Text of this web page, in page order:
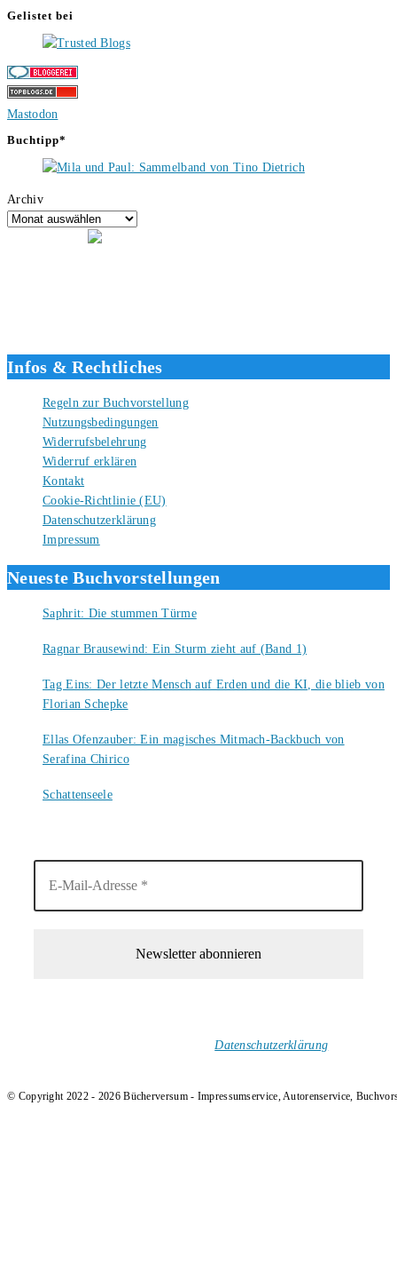
Gelistet bei
Mastodon
Buchtipp*
Archiv
Infos & Rechtliches
Regeln zur Buchvorstellung
Nutzungsbedingungen
Widerrufsbelehrung
Widerruf erklären
Kontakt
Cookie-Richtlinie (EU)
Datenschutzerklärung
Impressum
Neueste Buchvorstellungen
Saphrit: Die stummen Türme
Ragnar Brausewind: Ein Sturm zieht auf (Band 1)
Tag Eins: Der letzte Mensch auf Erden und die KI, die blieb von
Florian Schepke
Ellas Ofenzauber: Ein magisches Mitmach-Backbuch von
Serafina Chirico
Schattenseele
Datenschutzerklärung
© Copyright 2022 - 2026 Bücherversum - Impressumservice, Autorenservice,